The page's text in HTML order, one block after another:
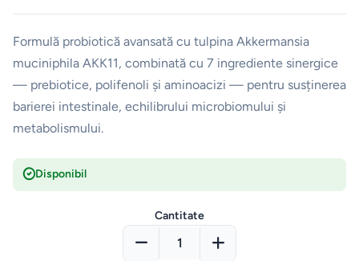
Formulă probiotică avansată cu tulpina Akkermansia
muciniphila AKK11, combinată cu 7 ingrediente sinergice
— prebiotice, polifenoli și aminoacizi — pentru susținerea
barierei intestinale, echilibrului microbiomului și
metabolismului.
Disponibil
Cantitate